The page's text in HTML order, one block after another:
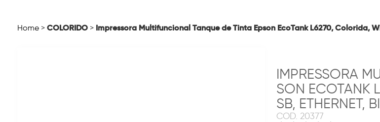
Home > COLORIDO > Impressora Multifuncional Tanque de Tinta Epson EcoTank L6270, Colorida,
IMPRESSORA
SON ECOTANK
SB, ETHERNET,
COD. 20377